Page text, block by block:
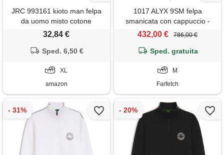
JRC 993161 kioto man felpa
da uomo misto cotone
poliestere collo a lupetto
militare (xl)
32,84 €
Sped. 6,50 €
XL
amazon
1017 ALYX 9SM felpa
smanicata con cappuccio -
nero
432,00 € 786,00 €
Sped. gratuita
M
Farfetch